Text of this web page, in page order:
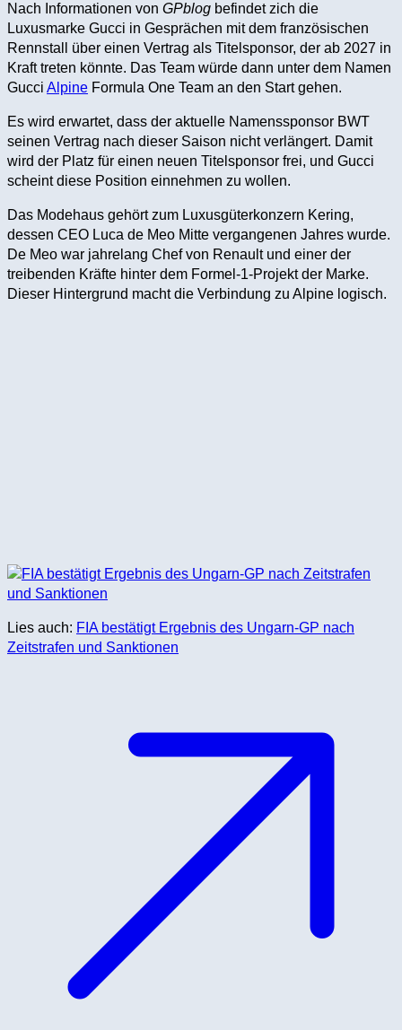
Nach Informationen von GPblog befindet zich die
Luxusmarke Gucci in Gesprächen mit dem französischen
Rennstall über einen Vertrag als Titelsponsor, der ab 2027 in
Kraft treten könnte. Das Team würde dann unter dem Namen
Gucci Alpine Formula One Team an den Start gehen.
Es wird erwartet, dass der aktuelle Namenssponsor BWT
seinen Vertrag nach dieser Saison nicht verlängert. Damit
wird der Platz für einen neuen Titelsponsor frei, und Gucci
scheint diese Position einnehmen zu wollen.
Das Modehaus gehört zum Luxusgüterkonzern Kering,
dessen CEO Luca de Meo Mitte vergangenen Jahres wurde.
De Meo war jahrelang Chef von Renault und einer der
treibenden Kräfte hinter dem Formel-1-Projekt der Marke.
Dieser Hintergrund macht die Verbindung zu Alpine logisch.
Lies auch: FIA bestätigt Ergebnis des Ungarn-GP nach
Zeitstrafen und Sanktionen